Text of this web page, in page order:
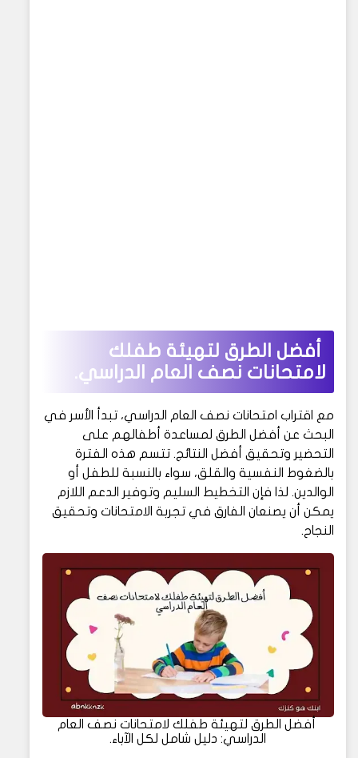
أفضل الطرق لتهيئة طفلك
لامتحانات نصف العام الدراسي.
مع اقتراب امتحانات نصف العام الدراسي، تبدأ الأسر في
البحث عن أفضل الطرق لمساعدة أطفالهم على
التحضير وتحقيق أفضل النتائج. تتسم هذه الفترة
بالضغوط النفسية والقلق، سواء بالنسبة للطفل أو
الوالدين. لذا فإن التخطيط السليم وتوفير الدعم اللازم
يمكن أن يصنعان الفارق في تجربة الامتحانات وتحقيق
النجاح.
أفضل الطرق لتهيئة طفلك لامتحانات نصف العام
الدراسي: دليل شامل لكل الآباء.